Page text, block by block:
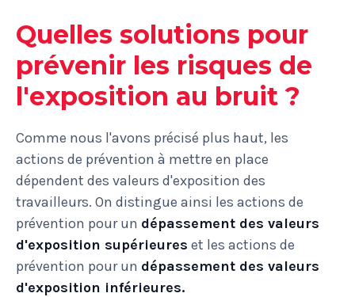
Quelles solutions pour
prévenir les risques de
l'exposition au bruit ?
Comme nous l'avons précisé plus haut, les
actions de prévention à mettre en place
dépendent des valeurs d'exposition des
travailleurs. On distingue ainsi les actions de
prévention pour un dépassement des valeurs
d'exposition supérieures et les actions de
prévention pour un dépassement des valeurs
d'exposition inférieures.